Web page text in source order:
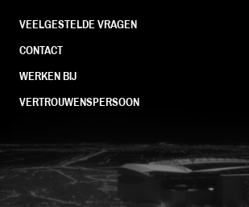
VEELGESTELDE VRAGEN
CONTACT
WERKEN BIJ
VERTROUWENSPERSOON
FC